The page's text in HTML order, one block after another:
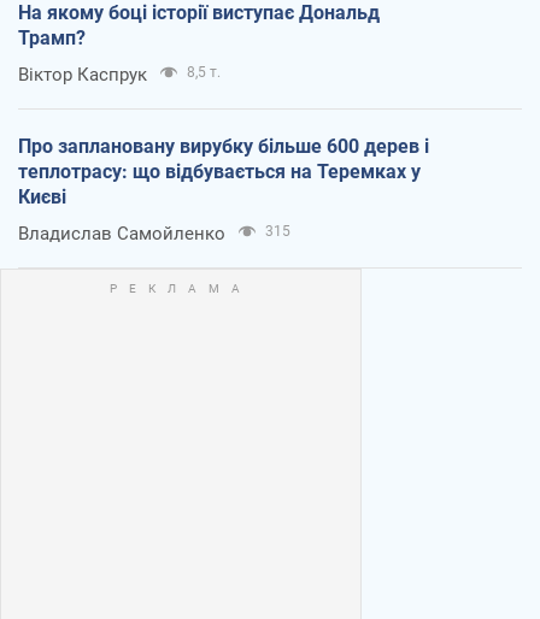
На якому боці історії виступає Дональд
Трамп?
Віктор Каспрук 8,5 т.
Про заплановану вирубку більше 600 дерев і
теплотрасу: що відбувається на Теремках у
Києві
Владислав Самойленко 315